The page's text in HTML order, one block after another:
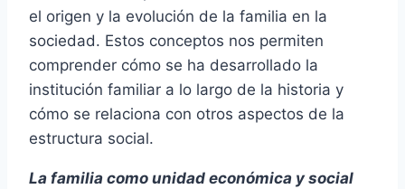
el origen y la evolución de la familia en la
sociedad. Estos conceptos nos permiten
comprender cómo se ha desarrollado la
institución familiar a lo largo de la historia y
cómo se relaciona con otros aspectos de la
estructura social.
La familia como unidad económica y social